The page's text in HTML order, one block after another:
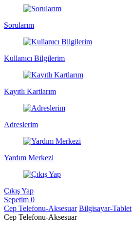
Sorularım
Kullanıcı Bilgilerim
Kayıtlı Kartlarım
Adreslerim
Yardım Merkezi
Çıkış Yap
Sepetim 0
Cep Telefonu-Aksesuar Bilgisayar-Tablet
Cep Telefonu-Aksesuar